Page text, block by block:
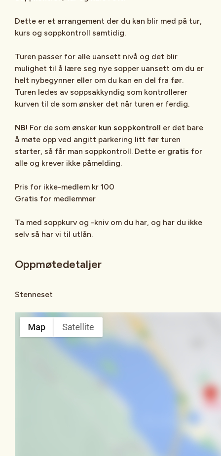
Dette er et arrangement der du kan blir med på tur,
kurs og soppkontroll samtidig.
Turen passer for alle uansett nivå og det blir
mulighet til å lære seg nye sopper uansett om du er
helt nybegynner eller om du kan en del fra før.
Turen ledes av soppsakkyndig som kontrollerer
kurven til de som ønsker det når turen er ferdig.
NB! For de som ønsker kun soppkontroll er det bare
å møte opp ved angitt parkering litt før turen
starter, så får man soppkontroll. Dette er gratis for
alle og krever ikke påmelding.
Pris for ikke-medlem kr 100
Gratis for medlemmer
Ta med soppkurv og -kniv om du har, og har du ikke
selv så har vi til utlån.
Oppmøtedetaljer
Stenneset